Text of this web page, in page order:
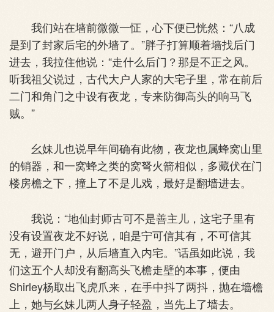
我们站在墙前微微一怔，心下便已恍然：“八成
是到了封家后宅的外墙了。”胖子打算顺着墙找后门
进去，我拉住他说：“走什么后门？那是不正之风。
听我祖父说过，古代大户人家的大宅子里，常在前后
二门和角门之中设有夜龙，专来防御高头的响马飞
贼。”
幺妹儿也说早年间确有此物，夜龙也属蜂窝山里
的销器，和一窝蜂之类的窝弩火箭相似，多藏伏在门
楼房檐之下，撞上了不是儿戏，最好是翻墙进去。
我说：“地仙封师古可不是善主儿，这宅子里有
没有设置夜龙不好说，咱是宁可信其有，不可信其
无，避开门户，从后墙直入内宅。”话虽如此说，我
们这五个人却没有翻高头飞檐走壁的本事，便由
Shirley杨取出飞虎爪来，在手中抖了两抖，抛在墙檐
上，她与幺妹儿两人身子轻盈，当先上了墙去。